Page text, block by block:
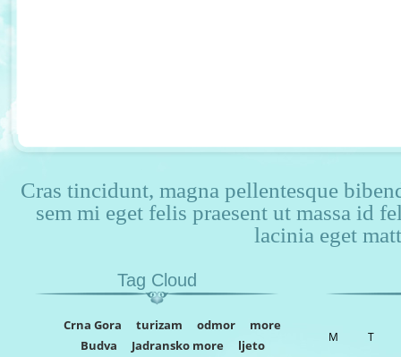
Cras tincidunt, magna pellentesque
sem mi eget felis praesent ut massa id
lacinia eget
Tag Cloud
Crna Gora turizam odmor
more
Budva
Jadransko more
ljeto
M T